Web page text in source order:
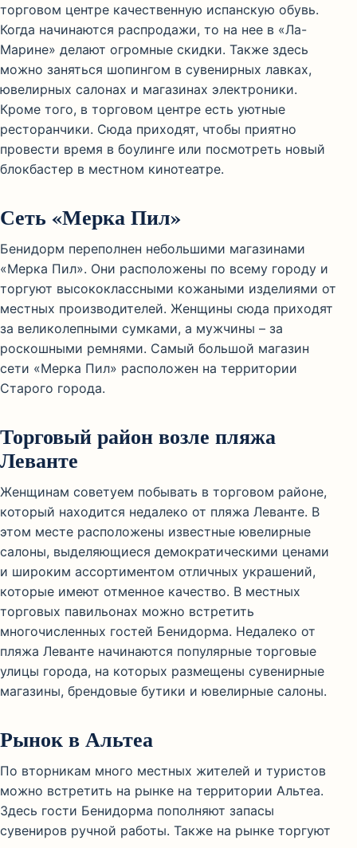
торговом центре качественную испанскую обувь.
Когда начинаются распродажи, то на нее в «Ла-
Марине» делают огромные скидки. Также здесь
можно заняться шопингом в сувенирных лавках,
ювелирных салонах и магазинах электроники.
Кроме того, в торговом центре есть уютные
ресторанчики. Сюда приходят, чтобы приятно
провести время в боулинге или посмотреть новый
блокбастер в местном кинотеатре.
Сеть «Мерка Пил»
Бенидорм переполнен небольшими магазинами
«Мерка Пил». Они расположены по всему городу и
торгуют высококлассными кожаными изделиями от
местных производителей. Женщины сюда приходят
за великолепными сумками, а мужчины – за
роскошными ремнями. Самый большой магазин
сети «Мерка Пил» расположен на территории
Старого города.
Торговый район возле пляжа
Леванте
Женщинам советуем побывать в торговом районе,
который находится недалеко от пляжа Леванте. В
этом месте расположены известные ювелирные
салоны, выделяющиеся демократическими ценами
и широким ассортиментом отличных украшений,
которые имеют отменное качество. В местных
торговых павильонах можно встретить
многочисленных гостей Бенидорма. Недалеко от
пляжа Леванте начинаются популярные торговые
улицы города, на которых размещены сувенирные
магазины, брендовые бутики и ювелирные салоны.
Рынок в Альтеа
По вторникам много местных жителей и туристов
можно встретить на рынке на территории Альтеа.
Здесь гости Бенидорма пополняют запасы
сувениров ручной работы. Также на рынке торгуют